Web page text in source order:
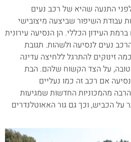
התנעה שהיא של רכב נעים
עבודת השיפור שביצעה מיצובישי
העידון הכללי. הן הנסיעה עירונית
נעים לנסיעה ולשהות. תגובת
זינוקים להתרגל ללחיצה עדינה
טובה, על הצד הקשוח שלהם. הבת
אם רכב זה כמו נעליים
מהמכוניות החדשות שמגיעות
על הכביש, וכך גם גור האאוטלנדרים